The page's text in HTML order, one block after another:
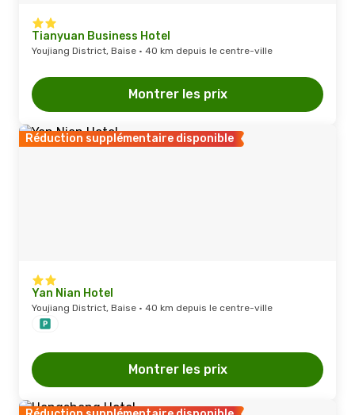
Tianyuan Business Hotel
Youjiang District, Baise · 40 km depuis le centre-ville
Montrer les prix
Réduction supplémentaire disponible
Yan Nian Hotel
Youjiang District, Baise · 40 km depuis le centre-ville
Montrer les prix